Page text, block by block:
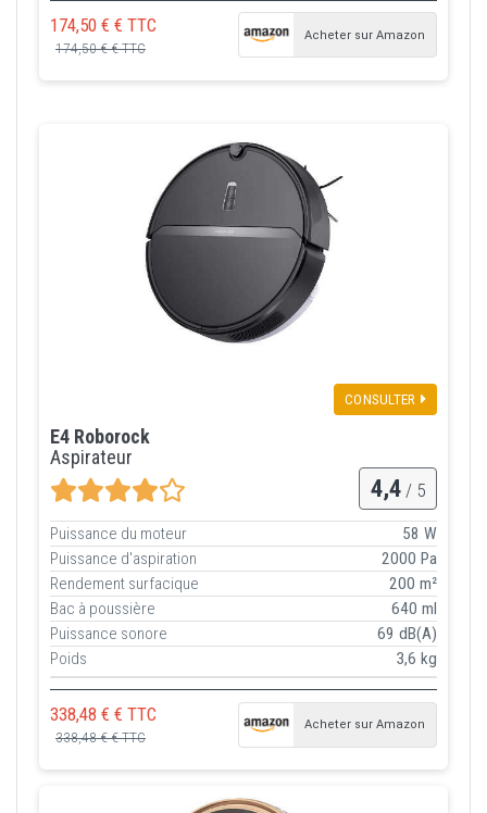
174,50 € € TTC
174,50 € € TTC
Acheter sur Amazon
CONSULTER
E4 Roborock
Aspirateur
4,4 / 5
Puissance du moteur
58 W
Puissance d'aspiration
2000 Pa
Rendement surfacique
200 m²
Bac à poussière
640 ml
Puissance sonore
69 dB(A)
Poids
3,6 kg
338,48 € € TTC
338,48 € € TTC
Acheter sur Amazon